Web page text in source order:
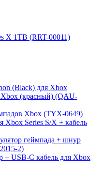
X 1TB (RRT-00011)
(Black) для Xbox
Xbox (красный) (QAU-
Xbox (TYX-0649)
Xbox Series S/X + кабель
геймпада + шнур
2)
+ USB-C кабель для Xbox